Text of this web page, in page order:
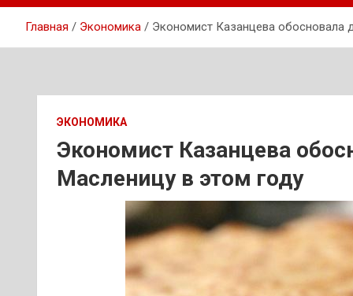
Главная Экономика Экономист Казанцева обосновала
ЭКОНОМИКА
Экономист Казанцева
Масленицу в этом году